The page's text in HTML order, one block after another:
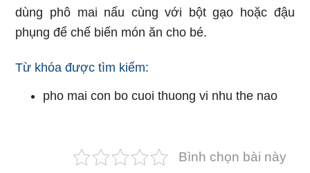
dùng phô mai nấu cùng với bột gạo hoặc đậu
phụng để chế biến món ăn cho bé.
Từ khóa được tìm kiếm:
pho mai con bo cuoi thuong vi nhu the nao
Bình chọn bài này